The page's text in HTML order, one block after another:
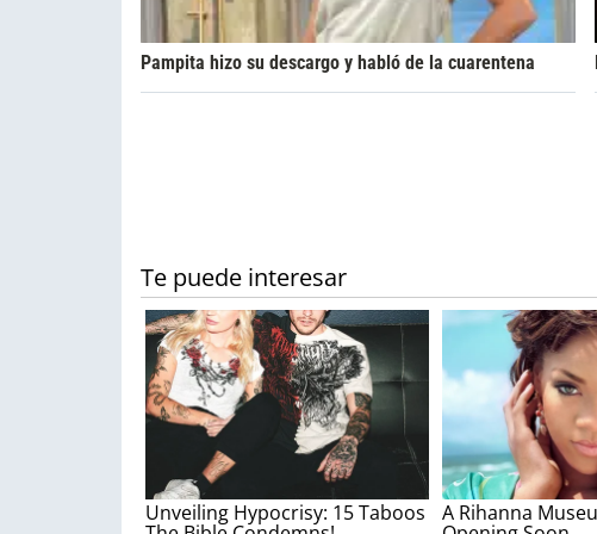
Pampita hizo su descargo y habló de la cuarentena